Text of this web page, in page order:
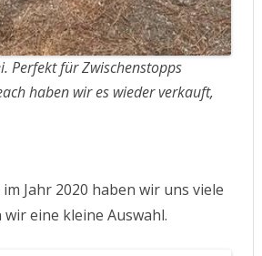
Perfekt für Zwischenstopps
haben wir es wieder verkauft,
Jahr 2020 haben wir uns viele
eine kleine Auswahl.